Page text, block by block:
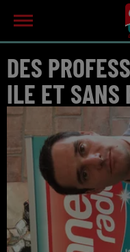
DES
ILE ET SANS